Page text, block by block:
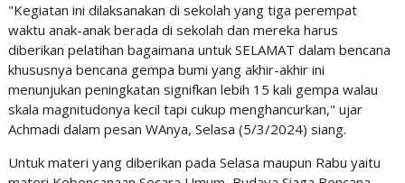
"Kegiatan ini dilaksanakan di sekolah yang tiga perempat
waktu anak-anak berada di sekolah dan mereka harus
diberikan pelatihan bagaimana untuk SELAMAT dalam bencana
khususnya bencana gempa bumi yang akhir-akhir ini
menunjukan peningkatan signifkan lebih 15 kali gempa walau
skala magnitudonya kecil tapi cukup menghancurkan," ujar
Achmadi dalam pesan WAnya, Selasa (5/3/2024) siang.
Untuk materi yang diberikan pada Selasa maupun Rabu yaitu